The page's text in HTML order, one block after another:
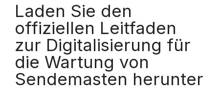
Laden Sie den
offiziellen Leitfaden
zur Digitalisierung für
die Wartung von
Sendemasten herunter